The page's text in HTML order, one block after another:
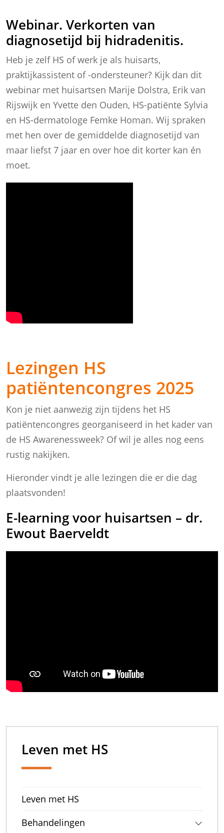
Webinar. Verkorten van
diagnosetijd bij hidradenitis.
Heb je zelf HS of werk je als huisarts,
praktijkassistent of -ondersteuner? Kijk dan dit
webinar met huisartsen Marije Dolstra, Erik van
Rijswijk en Yvette den Ouden, HS-patiënte Sylvia
en HS-dermatologe Femke Homan. Wij spraken
met hen over de gemiddelde diagnosetijd van
maar liefst 7 jaar en over hoe dit korter kan én
moet.
Lezingen HS
patiëntencongres 2025
Kon je niet aanwezig zijn tijdens het HS
patiëntencongres georganiseerd in het kader van
de HS Awarenessweek? Of wil je alles nog eens
rustig nakijken.
Hieronder vindt je alle lezingen die er die dag
plaatsvonden!
E-learning voor huisartsen – dr.
Ewout Baerveldt
Leven met HS
Leven met HS
Behandelingen